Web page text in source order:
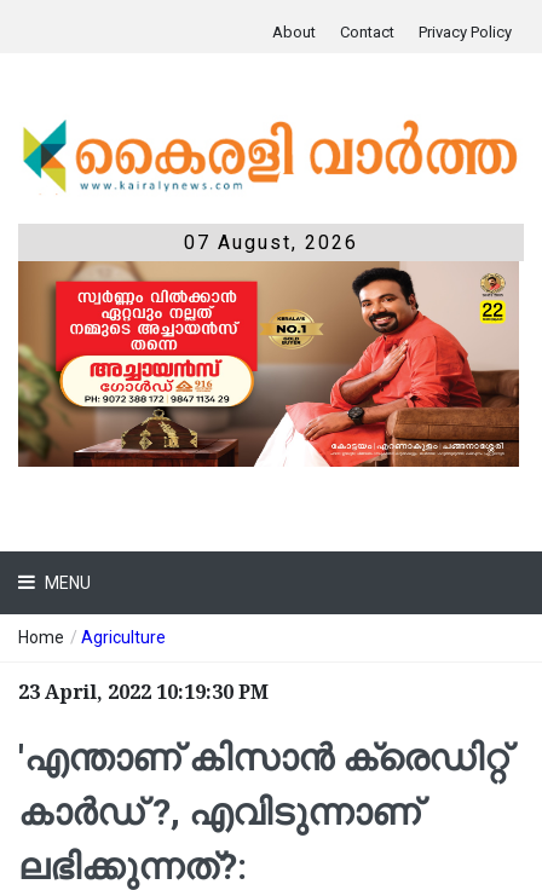
About Contact Privacy Policy
07 August, 2026
MENU
Home / Agriculture
23 April, 2022 10:19:30 PM
'എന്താണ് കിസാൻ ക്രെഡിറ്റ്
കാർഡ് ?, എവിടുന്നാണ്
ലഭിക്കുന്നത്?: